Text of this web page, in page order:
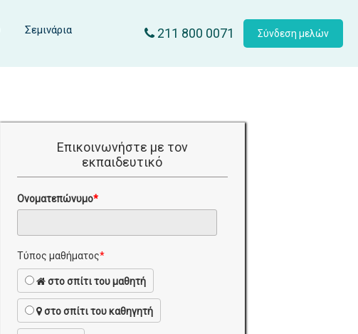
Σεμινάρια 211 800 0071 Σύνδεση μελών
Επικοινωνήστε με τον
εκπαιδευτικό
Ονοματεπώνυμο*
Τύπος μαθήματος*
στο σπίτι του μαθητή
στο σπίτι του καθηγητή